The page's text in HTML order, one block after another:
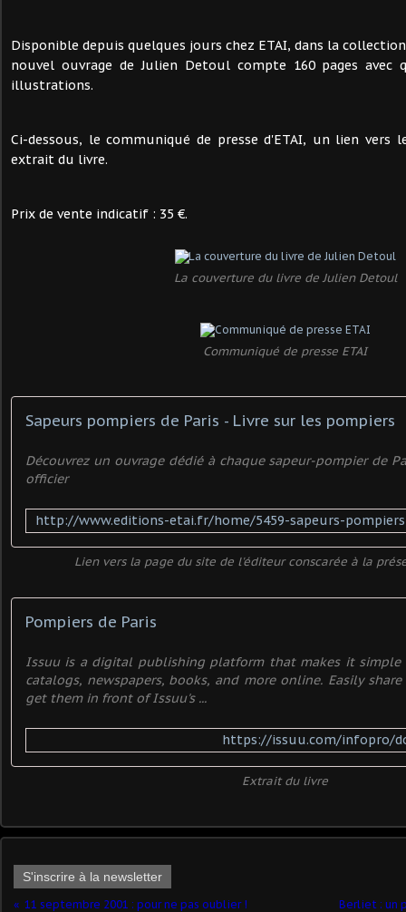
Disponible depuis quelques jours chez ETAI, dans la
nouvel ouvrage de Julien Detoul compte 160 pages avec
illustrations.
Ci-dessous, le communiqué de presse d'ETAI, un lien
extrait du livre.
Prix de vente indicatif : 35 €.
La couverture du livre de Julien Detoul
Communiqué de presse ETAI
Sapeurs pompiers de Paris - Livre sur les pompiers
Découvrez un ouvrage dédié à chaque sapeur-pompier de
officier
Lien vers la page du site de l'éditeur conscarée à la
Pompiers de Paris
Issuu is a digital publishing platform that makes it simple
catalogs, newspapers, books, and more online. Easily
get them in front of Issuu's ...
https://issuu.com/infopro/
Extrait du livre
S'inscrire à la newsletter
11 septembre 2001 : pour ne pas oublier ! Berliet : un